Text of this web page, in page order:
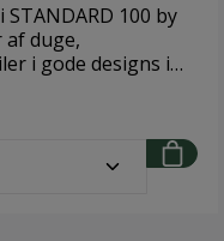
100 by
af duge,
i gode designs i
Brand: